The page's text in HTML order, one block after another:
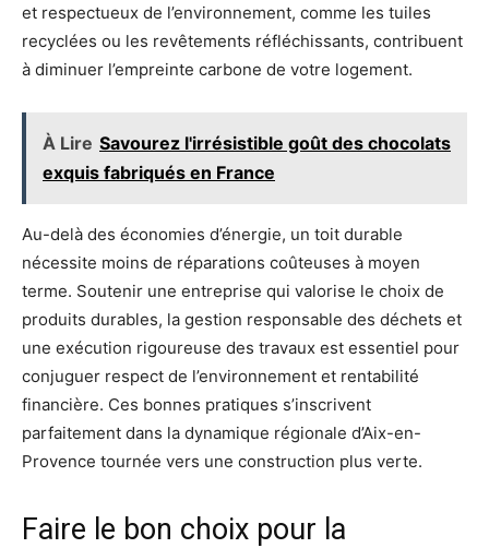
et respectueux de l’environnement, comme les tuiles
recyclées ou les revêtements réfléchissants, contribuent
à diminuer l’empreinte carbone de votre logement.
À Lire Savourez l'irrésistible goût des chocolats
exquis fabriqués en France
Au-delà des économies d’énergie, un toit durable
nécessite moins de réparations coûteuses à moyen
terme. Soutenir une entreprise qui valorise le choix de
produits durables, la gestion responsable des déchets et
une exécution rigoureuse des travaux est essentiel pour
conjuguer respect de l’environnement et rentabilité
financière. Ces bonnes pratiques s’inscrivent
parfaitement dans la dynamique régionale d’Aix-en-
Provence tournée vers une construction plus verte.
Faire le bon choix pour la